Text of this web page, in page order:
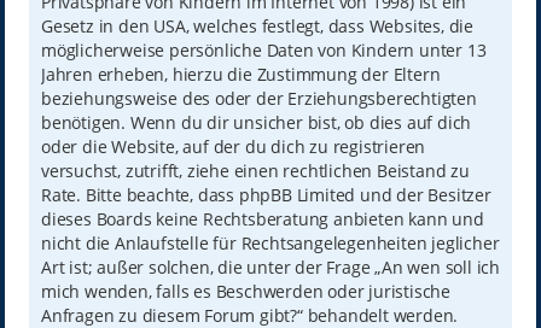
Gesetz in den USA, welches festlegt, dass Websites, die
möglicherweise persönliche Daten von Kindern unter 13
Jahren erheben, hierzu die Zustimmung der Eltern
beziehungsweise des oder der Erziehungsberechtigten
benötigen. Wenn du dir unsicher bist, ob dies auf dich
oder die Website, auf der du dich zu registrieren
versuchst, zutrifft, ziehe einen rechtlichen Beistand zu
Rate. Bitte beachte, dass phpBB Limited und der Besitzer
dieses Boards keine Rechtsberatung anbieten kann und
nicht die Anlaufstelle für Rechtsangelegenheiten jeglicher
Art ist; außer solchen, die unter der Frage „An wen soll ich
mich wenden, falls es Beschwerden oder juristische
Anfragen zu diesem Forum gibt?“ behandelt werden.